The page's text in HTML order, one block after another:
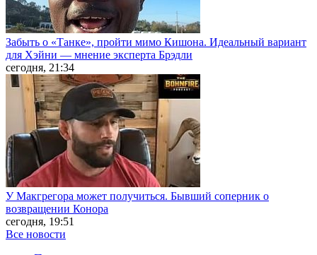
Забыть о «Танке», пройти мимо Кишона. Идеальный вариант
для Хэйни — мнение эксперта Брэдли
сегодня, 21:34
У Макгрегора может получиться. Бывший соперник о
возвращении Конора
сегодня, 19:51
Все новости